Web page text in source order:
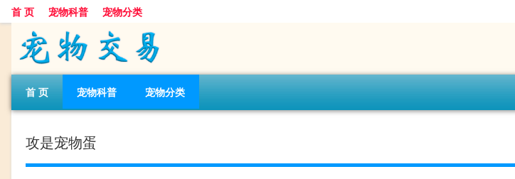
首 页 宠物科普 宠物分类
首 页 宠物科普 宠物分类
攻是宠物蛋